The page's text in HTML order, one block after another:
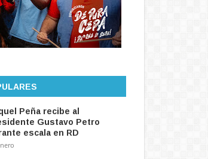
Peña recibe al
Gustavo Petro
escala en RD